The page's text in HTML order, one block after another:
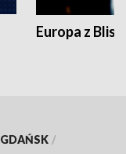
Europa z
GDAŃSK /